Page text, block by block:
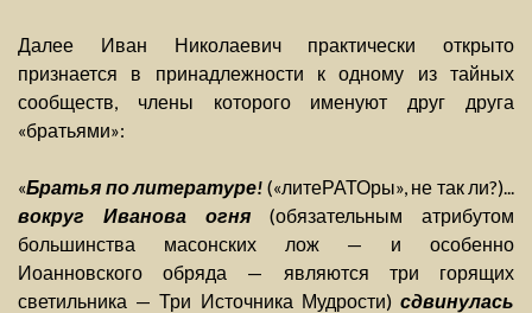
Далее Иван Николаевич практически открыто
признается в принадлежности к одному из тайных
сообществ, члены которого именуют друг друга
«братьями»:
«Братья по литературе! («литеРАТОры», не так ли?)...
вокруг Иванова огня (обязательным атрибутом
большинства масонских лож — и особенно
Иоанновского обряда — являются три горящих
светильника — Три Источника Мудрости) сдвинулась